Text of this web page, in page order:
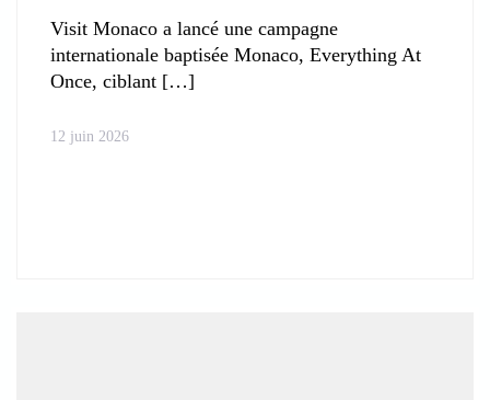
Visit Monaco a lancé une campagne
internationale baptisée Monaco, Everything At
Once, ciblant
12 juin 2026